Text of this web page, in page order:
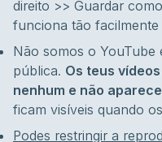
direito >> Guardar
funciona tão
Não somos o YouTube
pública. Os teus
nenhum e não
ficam visíveis quando
Podes restringir a